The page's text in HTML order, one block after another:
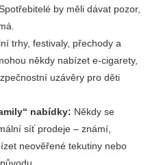
by měli dávat pozor,
trhy, festivaly, přechody a
někdy nabízet e-cigarety,
uzávěry pro děti
nabídky: Někdy se
síť prodeje – známí,
neověřené tekutiny nebo